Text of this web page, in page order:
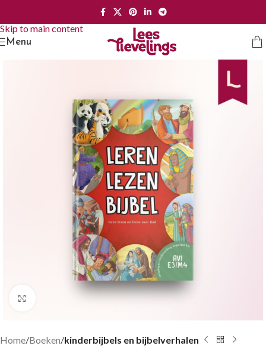
Skip to main content
Menu
Groter bekijken
Home Boeken kinderbijbels en bijbelverhalen